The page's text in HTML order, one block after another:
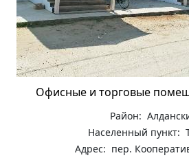
Офисные и торговые
Район:
Населенный пункт:
Адрес: пер.